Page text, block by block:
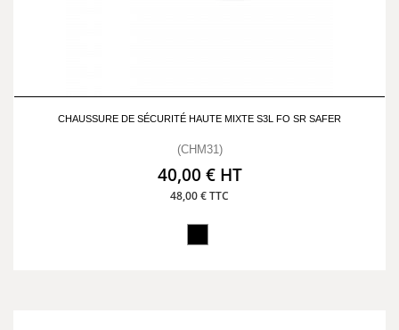
CHAUSSURE DE SÉCURITÉ HAUTE MIXTE S3L FO SR SAFER
(CHM31)
40,00 € HT
48,00 € TTC